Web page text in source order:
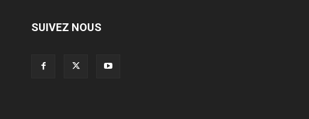
SUIVEZ NOUS